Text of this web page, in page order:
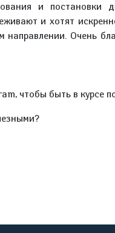
и постановки
и хотят
направлении. Очень
чтобы быть в курсе